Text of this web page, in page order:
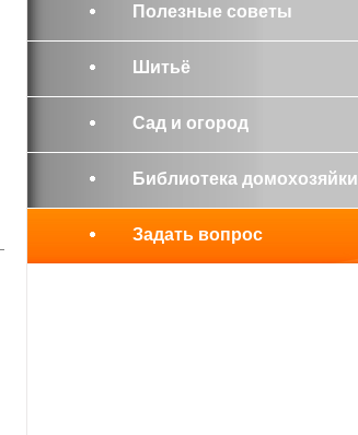
Полезные советы
Шитьё
Сад и огород
Библиотека домохозяйки
Задать вопрос